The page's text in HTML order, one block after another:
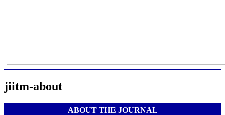
jiitm-about
ABOUT THE JOURNAL